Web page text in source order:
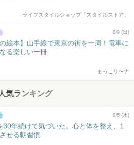
ライフスタイルショップ「スタイルストア」
8/9 (日)
の絵本】山手線で東京の街を一周！電車に
る楽しい一冊
まっこリ〜ナ
気ランキング
8/5 (水)
30年続けて気づいた。心と体を整え、1
せる朝習慣